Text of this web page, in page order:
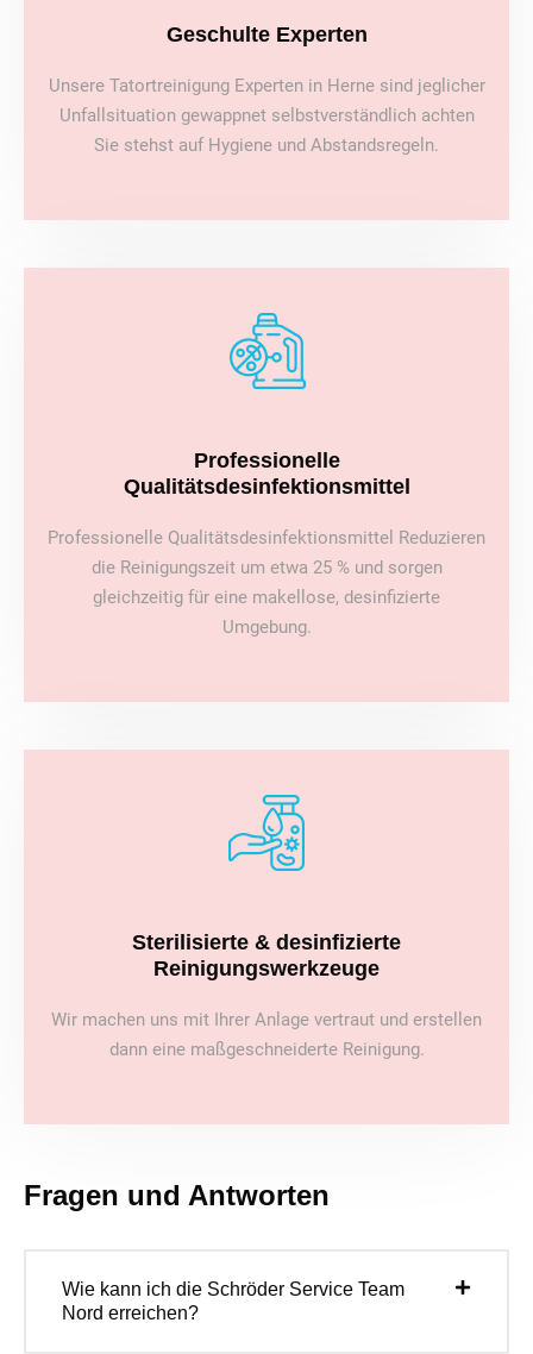
Geschulte Experten
Unsere Tatortreinigung Experten in Herne sind jeglicher
Unfallsituation gewappnet selbstverständlich achten
Sie stehst auf Hygiene und Abstandsregeln.
Professionelle
Qualitätsdesinfektionsmittel
Professionelle Qualitätsdesinfektionsmittel Reduzieren
die Reinigungszeit um etwa 25 % und sorgen
gleichzeitig für eine makellose, desinfizierte
Umgebung.
Sterilisierte & desinfizierte
Reinigungswerkzeuge
Wir machen uns mit Ihrer Anlage vertraut und erstellen
dann eine maßgeschneiderte Reinigung.
Fragen und Antworten
Wie kann ich die Schröder Service Team
Nord erreichen?